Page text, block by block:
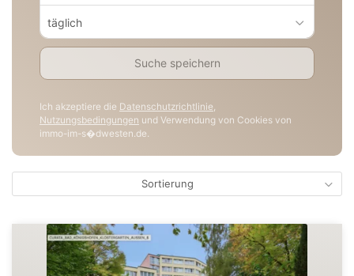
täglich
Suche speichern
Ich akzeptiere die Datenschutzrichtlinie,
Nutzungsbedingungen und Verwendung von Cookies von
immo-im-s�dwesten.de.
Sortierung